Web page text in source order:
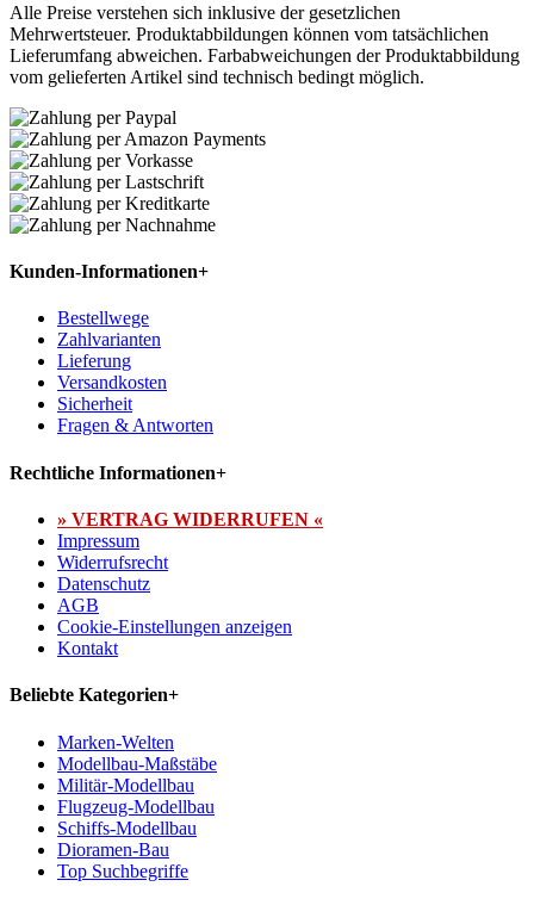
Alle Preise verstehen sich inklusive der gesetzlichen
Mehrwertsteuer. Produktabbildungen können vom tatsächlichen
Lieferumfang abweichen. Farbabweichungen der Produktabbildung
vom gelieferten Artikel sind technisch bedingt möglich.
Kunden-Informationen+
Bestellwege
Zahlvarianten
Lieferung
Versandkosten
Sicherheit
Fragen & Antworten
Rechtliche Informationen+
» VERTRAG WIDERRUFEN «
Impressum
Widerrufsrecht
Datenschutz
AGB
Cookie-Einstellungen anzeigen
Kontakt
Beliebte Kategorien+
Marken-Welten
Modellbau-Maßstäbe
Militär-Modellbau
Flugzeug-Modellbau
Schiffs-Modellbau
Dioramen-Bau
Top Suchbegriffe